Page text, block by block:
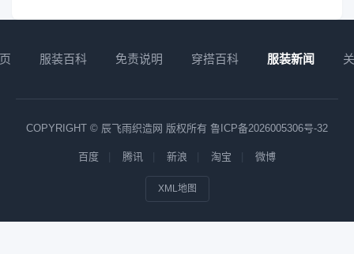
服装百科 免责说明 穿搭百科 服装新闻
COPYRIGHT © 辰飞雨织造网 版权所有 鲁ICP备2026005306号-32
百度 腾讯 新浪 淘宝 微博
XML地图